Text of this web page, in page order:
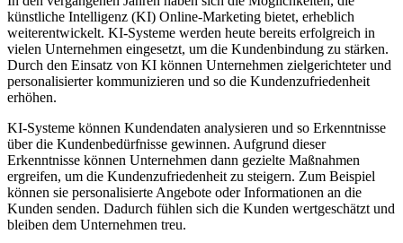
künstliche Intelligenz (KI) Online-Marketing bietet, erheblich
weiterentwickelt. KI-Systeme werden heute bereits erfolgreich in
vielen Unternehmen eingesetzt, um die Kundenbindung zu stärken.
Durch den Einsatz von KI können Unternehmen zielgerichteter und
personalisierter kommunizieren und so die Kundenzufriedenheit
erhöhen.
KI-Systeme können Kundendaten analysieren und so Erkenntnisse
über die Kundenbedürfnisse gewinnen. Aufgrund dieser
Erkenntnisse können Unternehmen dann gezielte Maßnahmen
ergreifen, um die Kundenzufriedenheit zu steigern. Zum Beispiel
können sie personalisierte Angebote oder Informationen an die
Kunden senden. Dadurch fühlen sich die Kunden wertgeschätzt und
bleiben dem Unternehmen treu.